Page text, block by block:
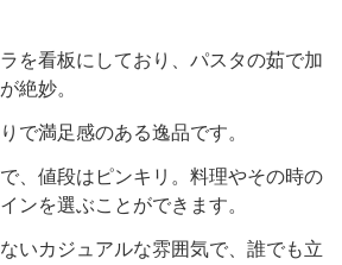
を看板にしており、パスタの茹で加
絶妙。
で満足感のある逸品です。
、値段はピンキリ。料理やその時の
ンを選ぶことができます。
いカジュアルな雰囲気で、誰でも立